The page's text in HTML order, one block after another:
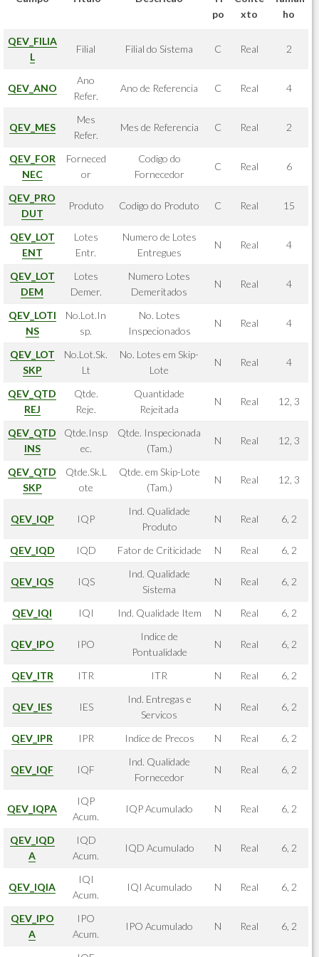
po
xto
ho
QEV_FILIA
L
Filial Filial do Sistema C Real 2
QEV_ANO
Ano
Refer.
Ano de Referencia C Real 4
QEV_MES
Mes
Refer.
Mes de Referencia C Real 2
QEV_FOR
NEC
Forneced
or
Codigo do
Fornecedor
C Real 6
QEV_PRO
DUT
Produto Codigo do Produto C Real 15
QEV_LOT
ENT
Lotes
Entr.
Numero de Lotes
Entregues
N Real 4
QEV_LOT
DEM
Lotes
Demer.
Numero Lotes
Demeritados
N Real 4
QEV_LOTI
NS
No.Lot.In
sp.
No. Lotes
Inspecionados
N Real 4
QEV_LOT
SKP
No.Lot.Sk.
Lt
No. Lotes em Skip-
Lote
N Real 4
QEV_QTD
REJ
Qtde.
Reje.
Quantidade
Rejeitada
N Real 12, 3
QEV_QTD
INS
Qtde.Insp
ec.
Qtde. Inspecionada
(Tam.)
N Real 12, 3
QEV_QTD
SKP
Qtde.Sk.L
ote
Qtde. em Skip-Lote
(Tam.)
N Real 12, 3
QEV_IQP IQP
Ind. Qualidade
Produto
N Real 6, 2
QEV_IQD IQD Fator de Criticidade N Real 6, 2
QEV_IQS IQS
Ind. Qualidade
Sistema
N Real 6, 2
QEV_IQI IQI Ind. Qualidade Item N Real 6, 2
QEV_IPO IPO
Indice de
Pontualidade
N Real 6, 2
QEV_ITR ITR ITR N Real 6, 2
QEV_IES IES
Ind. Entregas e
Servicos
N Real 6, 2
QEV_IPR IPR Indice de Precos N Real 6, 2
QEV_IQF IQF
Ind. Qualidade
Fornecedor
N Real 6, 2
QEV_IQPA
IQP
Acum.
IQP Acumulado N Real 6, 2
QEV_IQD
A
IQD
Acum.
IQD Acumulado N Real 6, 2
QEV_IQIA
IQI
Acum.
IQI Acumulado N Real 6, 2
QEV_IPO
A
IPO
Acum.
IPO Acumulado N Real 6, 2